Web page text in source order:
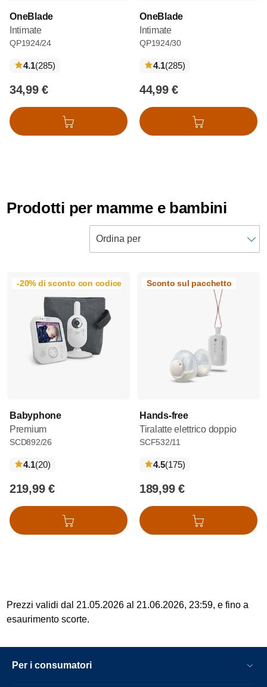
OneBlade
Intimate
QP1924/24
4.1(285recensioni
)
34,99 €
Aggiungi al carrello
OneBlade
Intimate
QP1924/30
4.1(285recensioni
)
44,99 €
Aggiungi al carrello
Prodotti per mamme e bambini
-20% di sconto con codice: WBFW26
Babyphone
Premium
SCD892/26
4.1(20recensioni
)
219,99 €
Aggiungi al carrello
Sconto sul pacchetto
Hands-free
Tiralatte elettrico doppio
SCF532/11
4.5(175recensioni
)
189,99 €
Aggiungi al carrello
Prezzi validi dal 21.05.2026 al 21.06.2026, 23:59, e fino a
esaurimento scorte.
Per i consumatori